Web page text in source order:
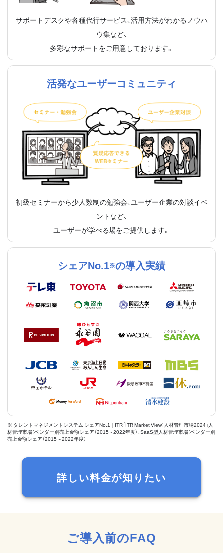
サポートデスクや各種代行サービス、活用方法がわかるノウハ
ウ集など、
多彩なサポートをご用意しております。
活発なユーザーコミュニティ
初級セミナーから少人数制の勉強会、ユーザー企業の対談イベ
ントなど、
ユーザーが学べる場をご提供します。
シェアNo.1※の導入実績
※ タレントマネジメントシステム シェアNo.1｜ITR「ITR Market View：人材管理市場2024」人
材管理市場：ベンダー別売上金額シェア（2015～2022年度）、SaaS型人材管理市場：ベンダー別
売上金額シェア（2015～2022年度）
詳しい料金が知りたい
ご導入前のFAQ